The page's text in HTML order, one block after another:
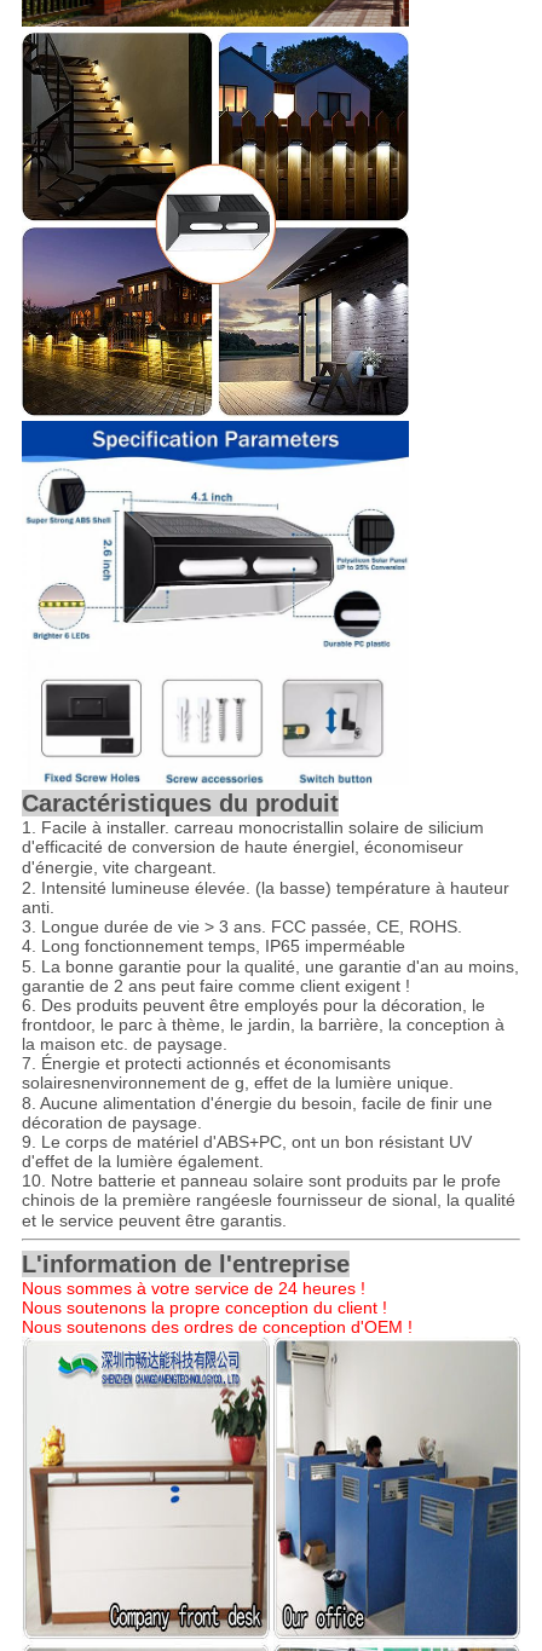
Caractéristiques du produit
1. Facile à installer. carreau monocristallin solaire de silicium
d'efficacité de conversion de haute énergiel, économiseur
d'énergie, vite chargeant.
2. Intensité lumineuse élevée. (la basse) température à hauteur
anti.
3. Longue durée de vie > 3 ans. FCC passée, CE, ROHS.
4. Long fonctionnement temps, IP65 imperméable
5. La bonne garantie pour la qualité, une garantie d'an au moins,
garantie de 2 ans peut faire comme client exigent !
6. Des produits peuvent être employés pour la décoration, le
frontdoor, le parc à thème, le jardin, la barrière, la conception à
la maison etc. de paysage.
7. Énergie et protecti actionnés et économisants
solairesnenvironnement de g, effet de la lumière unique.
8. Aucune alimentation d'énergie du besoin, facile de finir une
décoration de paysage.
9. Le corps de matériel d'ABS+PC, ont un bon résistant UV
d'effet de la lumière également.
10. Notre batterie et panneau solaire sont produits par le profe
chinois de la première rangéesle fournisseur de sional, la qualité
et le service peuvent être garantis.
L'information de l'entreprise
Nous sommes à votre service de 24 heures !
Nous soutenons la propre conception du client !
Nous soutenons des ordres de conception d'OEM !